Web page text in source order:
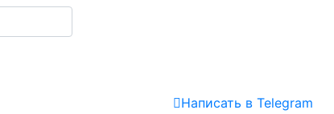
Написать в Telegram